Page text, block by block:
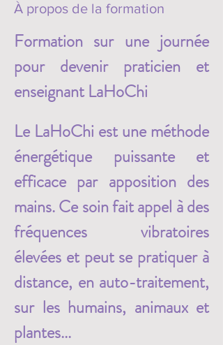
À propos de la formation
Formation sur une journée
pour devenir praticien et
enseignant LaHoChi
Le LaHoChi est une méthode
énergétique puissante et
efficace par apposition des
mains. Ce soin fait appel à des
fréquences vibratoires
élevées et peut se pratiquer à
distance, en auto-traitement,
sur les humains, animaux et
plantes...